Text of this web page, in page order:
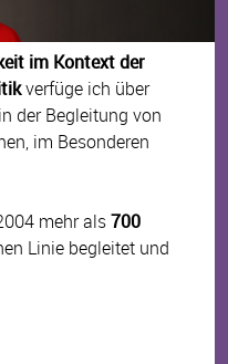
im Kontext der
verfüge ich über
der Begleitung von
im Besonderen
mehr als700
Linie begleitet und